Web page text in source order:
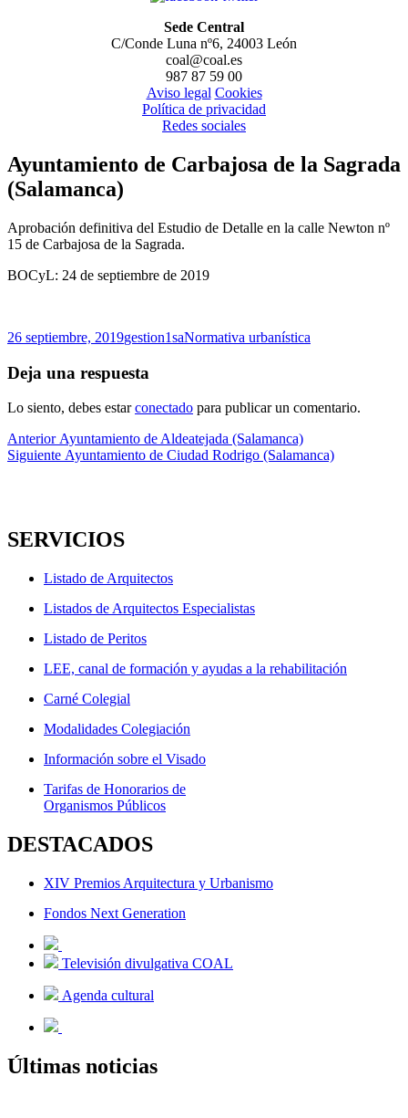
Sede Central
C/Conde Luna nº6, 24003 León
coal@coal.es
987 87 59 00
Aviso legal Cookies
Política de privacidad
Redes sociales
Ayuntamiento de Carbajosa de la Sagrada
(Salamanca)
Aprobación definitiva del Estudio de Detalle en la calle Newton nº
15 de Carbajosa de la Sagrada.
BOCyL: 24 de septiembre de 2019
Publicado
26 septiembre, 2019Autor
gestion1saCategorías
Normativa urbanística
Deja una respuesta
Lo siento, debes estarconectado para publicar un comentario.
Navegación
de
Anterior Entrada
anterior:
Ayuntamiento de Aldeatejada (Salamanca)
Siguiente Entrada
Ayuntamiento de Ciudad Rodrigo (Salamanca)
SERVICIOS
Listado de Arquitectos
Listados de Arquitectos Especialistas
Listado de Peritos
LEE, canal de formación y ayudas a la rehabilitación
Carné Colegial
Modalidades Colegiación
Información sobre el Visado
Tarifas de Honorarios de
Organismos Públicos
DESTACADOS
XIV Premios Arquitectura y Urbanismo
Fondos Next Generation
Televisión divulgativa COAL
Agenda cultural
Últimas noticias